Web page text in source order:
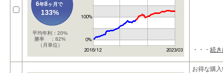
6年8ヶ月で
133%
平均年利：20%
勝率 ：82%
（月単位）
・・・ 続
お得な購